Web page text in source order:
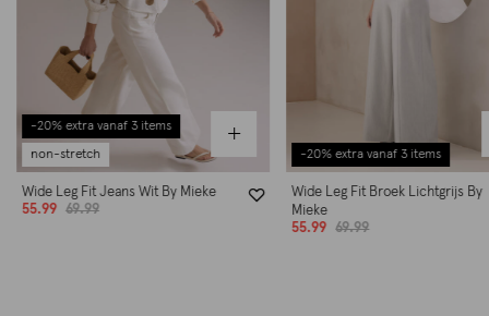
-20% extra vanaf 3 items
Wide Leg Fit Broek Lichtgrijs By
Mieke
relaxed fit
Wide Leg Fit Broek Donkerbruin
Mieke
59.99